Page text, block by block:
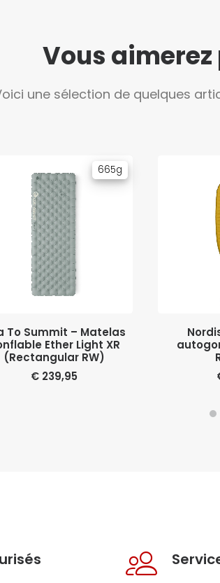
Vous
une sélection de quelques
665g
AJOUTER AU PANIER
To Summit – Matelas
Ether Light XR
(Rectangular RW)
€239,95